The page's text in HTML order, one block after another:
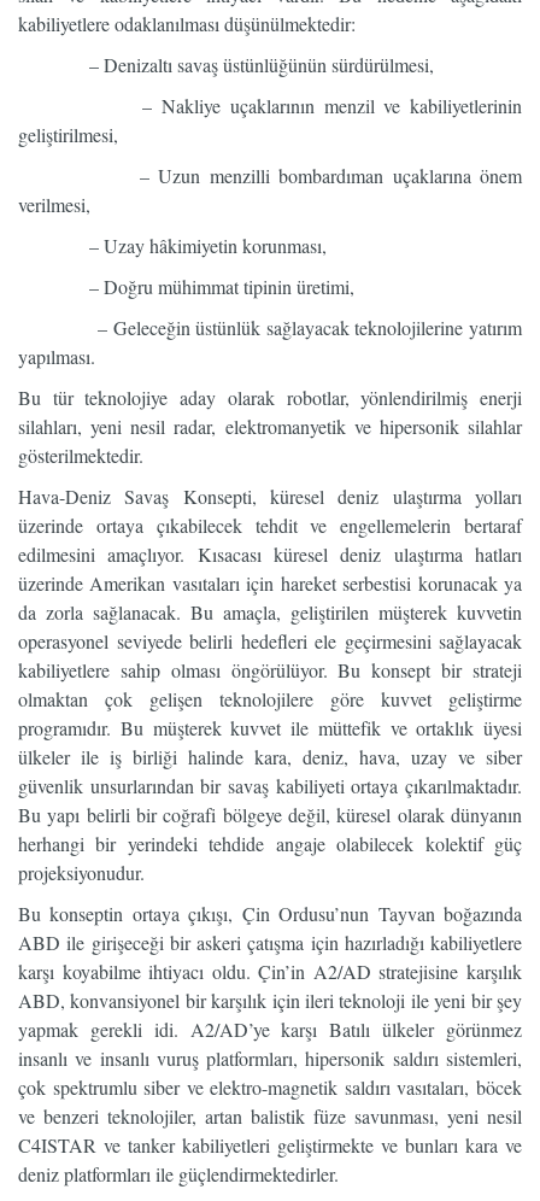
kabiliyetlere odaklanılması düşünülmektedir:
– Denizaltı savaş üstünlüğünün sürdürülmesi,
– Nakliye uçaklarının menzil ve kabiliyetlerinin
geliştirilmesi,
– Uzun menzilli bombardıman uçaklarına önem
verilmesi,
– Uzay hâkimiyetin korunması,
– Doğru mühimmat tipinin üretimi,
– Geleceğin üstünlük sağlayacak teknolojilerine yatırım
yapılması.
Bu tür teknolojiye aday olarak robotlar, yönlendirilmiş enerji
silahları, yeni nesil radar, elektromanyetik ve hipersonik silahlar
gösterilmektedir.
Hava-Deniz Savaş Konsepti, küresel deniz ulaştırma yolları
üzerinde ortaya çıkabilecek tehdit ve engellemelerin bertaraf
edilmesini amaçlıyor. Kısacası küresel deniz ulaştırma hatları
üzerinde Amerikan vasıtaları için hareket serbestisi korunacak ya
da zorla sağlanacak. Bu amaçla, geliştirilen müşterek kuvvetin
operasyonel seviyede belirli hedefleri ele geçirmesini sağlayacak
kabiliyetlere sahip olması öngörülüyor. Bu konsept bir strateji
olmaktan çok gelişen teknolojilere göre kuvvet geliştirme
programıdır. Bu müşterek kuvvet ile müttefik ve ortaklık üyesi
ülkeler ile iş birliği halinde kara, deniz, hava, uzay ve siber
güvenlik unsurlarından bir savaş kabiliyeti ortaya çıkarılmaktadır.
Bu yapı belirli bir coğrafi bölgeye değil, küresel olarak dünyanın
herhangi bir yerindeki tehdide angaje olabilecek kolektif güç
projeksiyonudur.
Bu konseptin ortaya çıkışı, Çin Ordusu’nun Tayvan boğazında
ABD ile girişeceği bir askeri çatışma için hazırladığı kabiliyetlere
karşı koyabilme ihtiyacı oldu. Çin’in A2/AD stratejisine karşılık
ABD, konvansiyonel bir karşılık için ileri teknoloji ile yeni bir şey
yapmak gerekli idi. A2/AD’ye karşı Batılı ülkeler görünmez
insanlı ve insanlı vuruş platformları, hipersonik saldırı sistemleri,
çok spektrumlu siber ve elektro-magnetik saldırı vasıtaları, böcek
ve benzeri teknolojiler, artan balistik füze savunması, yeni nesil
C4ISTAR ve tanker kabiliyetleri geliştirmekte ve bunları kara ve
deniz platformları ile güçlendirmektedirler.